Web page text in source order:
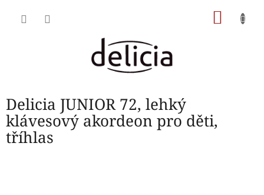
Delicia JUNIOR 72, lehký
klávesový akordeon pro děti,
tříhlas